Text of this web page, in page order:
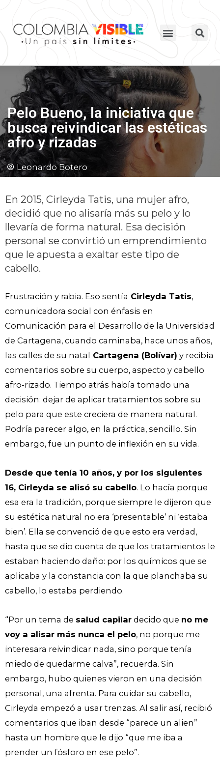
Pelo Bueno, la iniciativa que
busca reivindicar las estéticas
afro y rizadas
Leonardo Botero
En 2015, Cirleyda Tatis, una mujer afro,
decidió que no alisaría más su pelo y lo
llevaría de forma natural. Esa decisión
personal se convirtió un emprendimiento
que le apuesta a exaltar este tipo de
cabello.
Frustración y rabia. Eso sentía Cirleyda Tatis,
comunicadora social con énfasis en
Comunicación para el Desarrollo de la Universidad
de Cartagena, cuando caminaba, hace unos años,
las calles de su natal
Cartagena (Bolívar) y recibía
comentarios sobre su cuerpo, aspecto y cabello
afro-rizado. Tiempo atrás había tomado una
decisión: dejar de aplicar tratamientos sobre su
pelo para que este creciera de manera natural.
Podría parecer algo, en la práctica, sencillo. Sin
embargo, fue un punto de inflexión en su vida.
Desde que tenía 10 años, y por los siguientes
16, Cirleyda se alisó su cabello. Lo hacía porque
esa era la tradición, porque siempre le dijeron que
su estética natural no era ‘presentable’ ni ‘estaba
bien’. Ella se convenció de que esto era verdad,
hasta que se dio cuenta de que los tratamientos le
estaban haciendo daño: por los químicos que se
aplicaba y la constancia con la que planchaba su
cabello, lo estaba perdiendo.
“Por un tema de salud capilar decido que no me
voy a alisar más nunca el pelo, no porque me
interesara reivindicar nada, sino porque tenía
miedo de quedarme calva”, recuerda. Sin
embargo, hubo quienes vieron en una decisión
personal, una afrenta. Para cuidar su cabello,
Cirleyda empezó a usar trenzas. Al salir así, recibió
comentarios que iban desde “parece un alien”
hasta un hombre que le dijo “que me iba a
prender un fósforo en ese pelo”.